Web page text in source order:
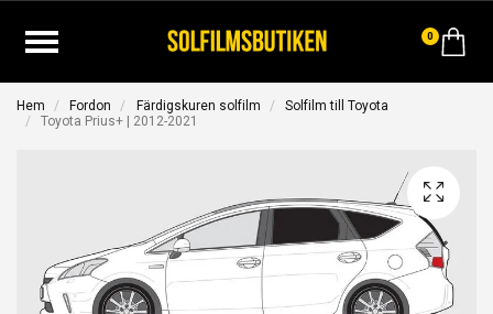
0
Hem Fordon Färdigskuren solfilm
Solfilm till Toyota
Toyota Prius+ | 2012-2021